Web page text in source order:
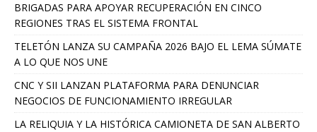
BRIGADAS PARA APOYAR RECUPERACIÓN EN CINCO
REGIONES TRAS EL SISTEMA FRONTAL
TELETÓN LANZA SU CAMPAÑA 2026 BAJO EL LEMA SÚMATE
A LO QUE NOS UNE
CNC Y SII LANZAN PLATAFORMA PARA DENUNCIAR
NEGOCIOS DE FUNCIONAMIENTO IRREGULAR
LA RELIQUIA Y LA HISTÓRICA CAMIONETA DE SAN ALBERTO